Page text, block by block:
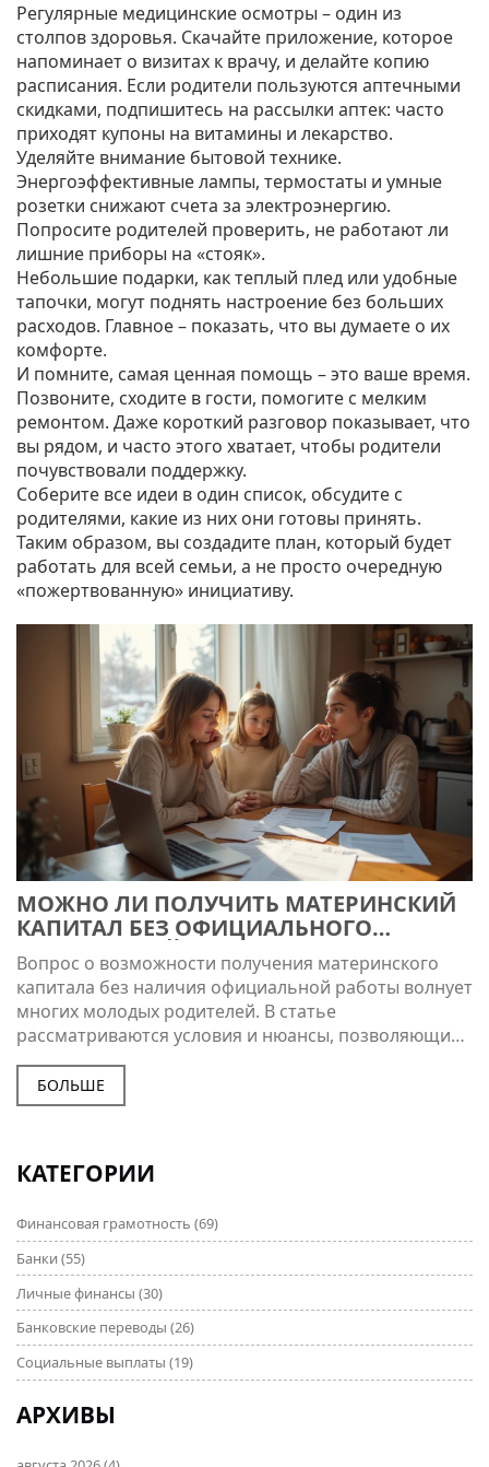
Регулярные медицинские осмотры – один из
столпов здоровья. Скачайте приложение, которое
напоминает о визитах к врачу, и делайте копию
расписания. Если родители пользуются аптечными
скидками, подпишитесь на рассылки аптек: часто
приходят купоны на витамины и лекарство.
Уделяйте внимание бытовой технике.
Энергоэффективные лампы, термостаты и умные
розетки снижают счета за электроэнергию.
Попросите родителей проверить, не работают ли
лишние приборы на «стояк».
Небольшие подарки, как теплый плед или удобные
тапочки, могут поднять настроение без больших
расходов. Главное – показать, что вы думаете о их
комфорте.
И помните, самая ценная помощь – это ваше время.
Позвоните, сходите в гости, помогите с мелким
ремонтом. Даже короткий разговор показывает, что
вы рядом, и часто этого хватает, чтобы родители
почувствовали поддержку.
Соберите все идеи в один список, обсудите с
родителями, какие из них они готовы принять.
Таким образом, вы создадите план, который будет
работать для всей семьи, а не просто очередную
«пожертвованную» инициативу.
МОЖНО ЛИ ПОЛУЧИТЬ МАТЕРИНСКИЙ
КАПИТАЛ БЕЗ ОФИЦИАЛЬНОГО
ТРУДОУСТРОЙСТВА
Вопрос о возможности получения материнского
капитала без наличия официальной работы волнует
многих молодых родителей. В статье
рассматриваются условия и нюансы, позволяющие
безработным родителям воспользоваться
государственной поддержкой. Разбираются
возможные варианты оформления пособий,
уже воспользовались материнским капиталом, не
помочь многим семьям улучшить материальное
положение и планы на будущее.
БОЛЬШЕ
КАТЕГОРИИ
Финансовая грамотность (69)
Банки (55)
Личные финансы (30)
Банковские переводы (26)
Социальные выплаты (19)
АРХИВЫ